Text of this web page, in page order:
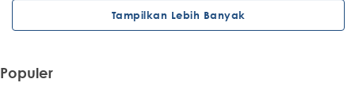
Tampilkan Lebih Banyak
Populer